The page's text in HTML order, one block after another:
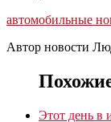
автомобильные
Автор новости
Этот день в